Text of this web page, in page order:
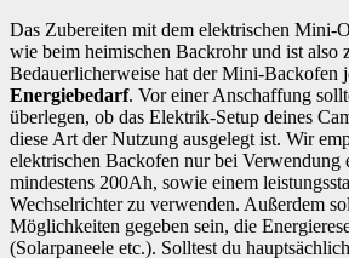
Das Zubereiten mit dem elektrischen Mini-
wie beim heimischen Backrohr und ist also
Bedauerlicherweise hat der Mini-Backofen
Energiebedarf. Vor einer Anschaffung
überlegen, ob das Elektrik-Setup deines
diese Art der Nutzung ausgelegt ist. Wir
elektrischen Backofen nur bei
mindestens 200Ah, sowie einem
Wechselrichter zu verwenden. Außerdem
Möglichkeiten gegeben sein, die
(Solarpaneele etc.). Solltest du